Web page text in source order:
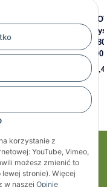
korzystanie z
YouTube, Vimeo,
możesz zmienić to
stronie). Więcej
w naszej Opinie
42/